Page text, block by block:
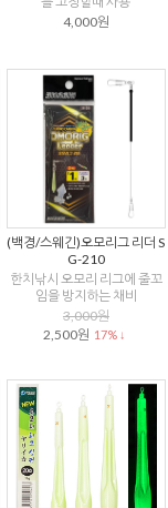
4,000원
(백경/스웨긴)오모리그 리더 S
G-210
한치낚시 오모리 리그에 줄꼬
임을 방지하는 채비
3,000원
2,500원 17% ↓